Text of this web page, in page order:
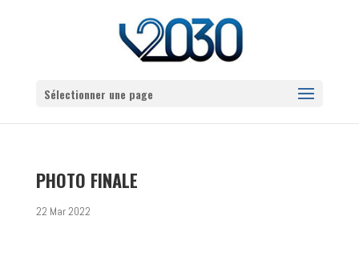
Sélectionner une page
PHOTO FINALE
22 Mar 2022